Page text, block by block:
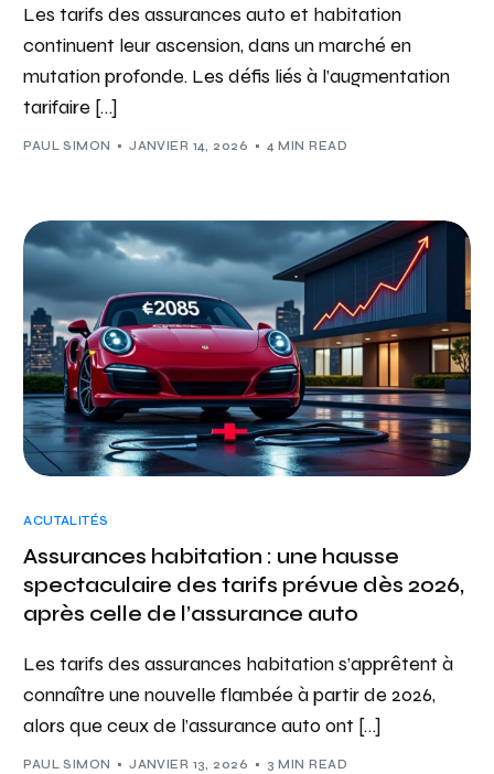
Les tarifs des assurances auto et habitation
continuent leur ascension, dans un marché en
mutation profonde. Les défis liés à l’augmentation
tarifaire […]
PAUL SIMON JANVIER 14, 2026 4 MIN READ
ACUTALITÉS
Assurances habitation : une hausse
spectaculaire des tarifs prévue dès 2026,
après celle de l’assurance auto
Les tarifs des assurances habitation s’apprêtent à
connaître une nouvelle flambée à partir de 2026,
alors que ceux de l’assurance auto ont […]
PAUL SIMON JANVIER 13, 2026 3 MIN READ